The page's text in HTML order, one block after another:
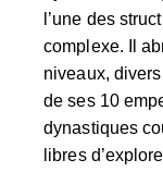
l’une des
complexe. Il
niveaux,
de ses 10
dynastiques
libres